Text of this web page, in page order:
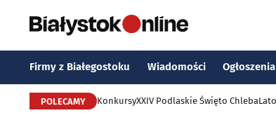
Firmy z Białegostoku Wiadomości Ogłoszenia
POLECAMY KonkursyXXIV Podlaskie Święto Chleba